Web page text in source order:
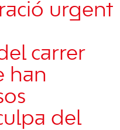
urgent
carrer
han
del